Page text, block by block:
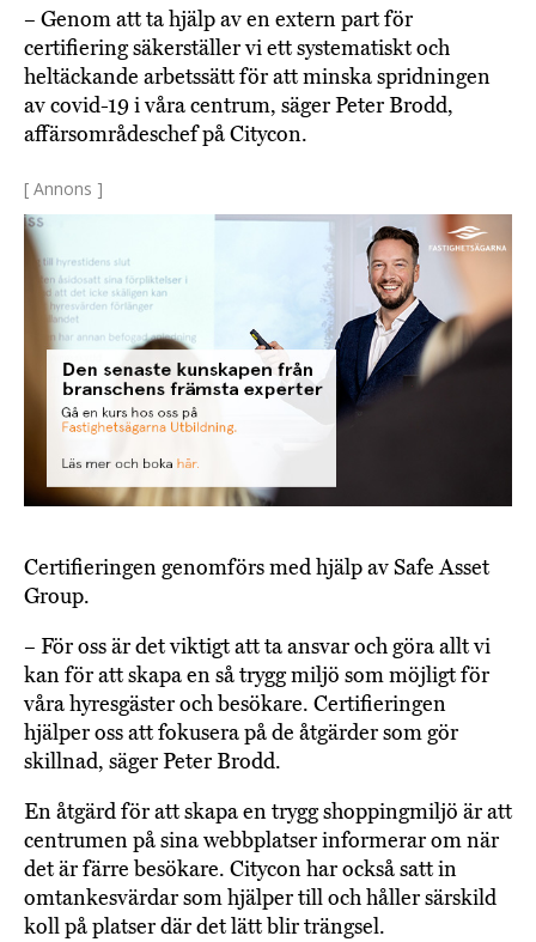
– Genom att ta hjälp av en extern part för
certifiering säkerställer vi ett systematiskt och
heltäckande arbetssätt för att minska spridningen
av covid-19 i våra centrum, säger Peter Brodd,
affärsområdeschef på Citycon.
[ Annons ]
Certifieringen genomförs med hjälp av Safe Asset
Group.
– För oss är det viktigt att ta ansvar och göra allt vi
kan för att skapa en så trygg miljö som möjligt för
våra hyresgäster och besökare. Certifieringen
hjälper oss att fokusera på de åtgärder som gör
skillnad, säger Peter Brodd.
En åtgärd för att skapa en trygg shoppingmiljö är att
centrumen på sina webbplatser informerar om när
det är färre besökare. Citycon har också satt in
omtankesvärdar som hjälper till och håller särskild
koll på platser där det lätt blir trängsel.